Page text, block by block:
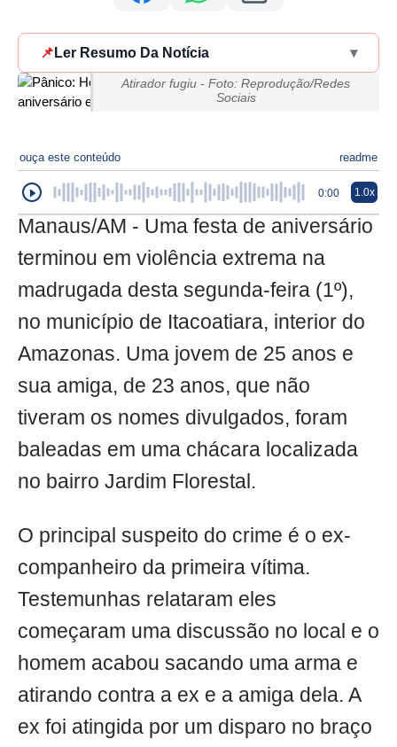
📌 Ler Resumo Da Notícia ▾
Atirador fugiu - Foto: Reprodução/Redes
Sociais
ouça este conteúdo readme
0:00 1.0x
Manaus/AM - Uma festa de aniversário
terminou em violência extrema na
madrugada desta segunda-feira (1º),
no município de Itacoatiara, interior do
Amazonas. Uma jovem de 25 anos e
sua amiga, de 23 anos, que não
tiveram os nomes divulgados, foram
baleadas em uma chácara localizada
no bairro Jardim Florestal.
O principal suspeito do crime é o ex-
companheiro da primeira vítima.
Testemunhas relataram eles
começaram uma discussão no local e o
homem acabou sacando uma arma e
atirando contra a ex e a amiga dela. A
ex foi atingida por um disparo no braço